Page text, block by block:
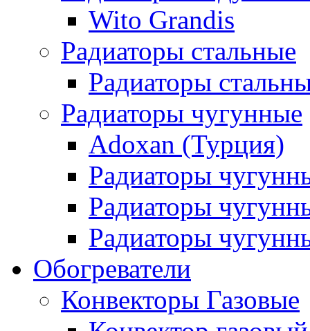
Wito Grandis
Радиаторы стальные
Радиаторы
Радиаторы чугунные
Adoxan (Турция)
Радиаторы
Радиаторы
Радиаторы
Обогреватели
Конвекторы Газовые